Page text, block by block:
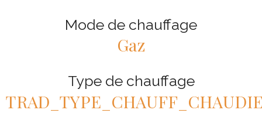
Mode de chauffage
Gaz
Type de chauffage